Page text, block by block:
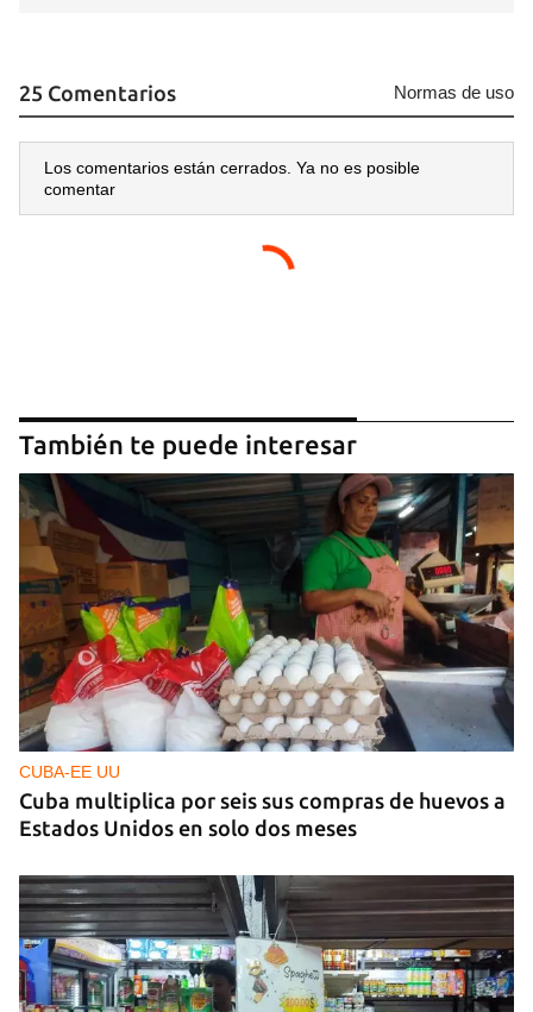
25 Comentarios Normas de uso
Los comentarios están cerrados. Ya no es posible
comentar
También te puede interesar
CUBA-EE UU
Cuba multiplica por seis sus compras de huevos a
Estados Unidos en solo dos meses